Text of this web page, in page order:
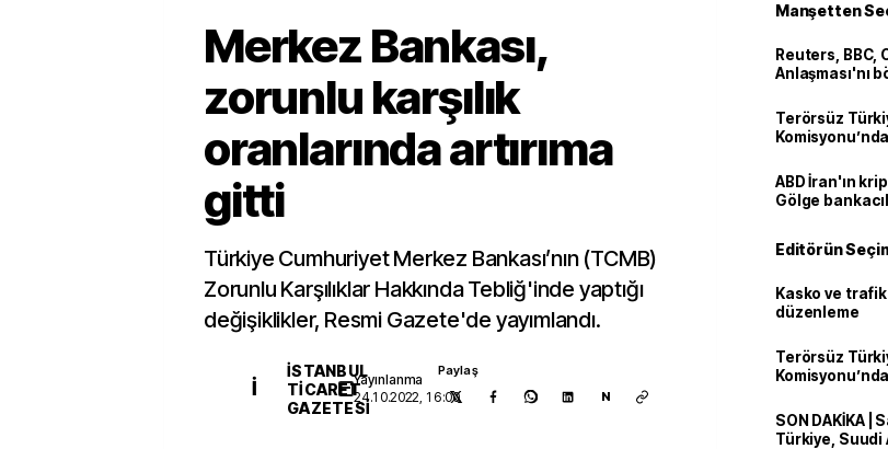
Merkez Bankası,
zorunlu karşılık
oranlarında artırıma
gitti
Türkiye Cumhuriyet Merkez Bankası’nın (TCMB)
Zorunlu Karşılıklar Hakkında Tebliğ'inde yaptığı
değişiklikler, Resmi Gazete'de yayımlandı.
İ
İSTANBUL
TICARET
GAZETESI
Yayınlanma
24.10.2022, 16:00
Paylaş
N
Manşetten
Reuters, BBC,
Anlaşması'nı
Terörsüz
ABD İran'ın
Gölge
Editörün
Kasko ve
düzenleme
Terörsüz
SON DAKİKA
Türkiye,